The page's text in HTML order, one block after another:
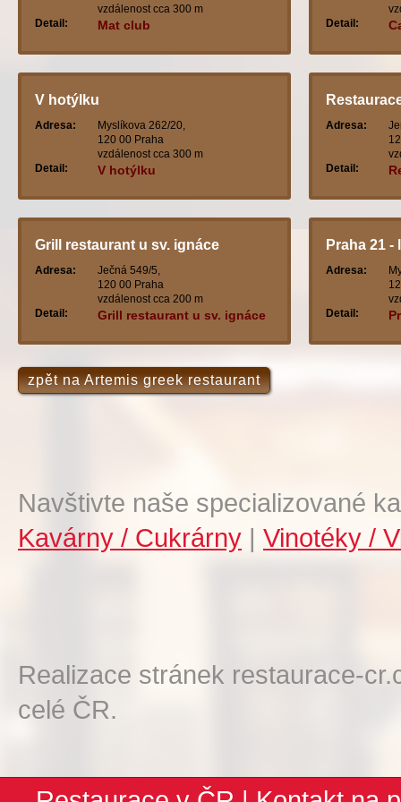
vzdálenost cca 300 m
Detail:
Mat club
Detail:
V hotýlku
Adresa:
Myslíkova 262/20,
120 00 Praha
vzdálenost cca 300 m
Detail:
V hotýlku
Adresa:
Detail:
Grill restaurant u sv. ignáce
Adresa:
Ječná 549/5,
120 00 Praha
vzdálenost cca 200 m
Detail:
Grill restaurant u sv. ignáce
Praha 21 -
Adresa:
Detail:
zpět na Artemis greek restaurant
Navštivte naše specializované
Kavárny / Cukrárny | Vinotéky /
Realizace stránek restaurace-
celé ČR.